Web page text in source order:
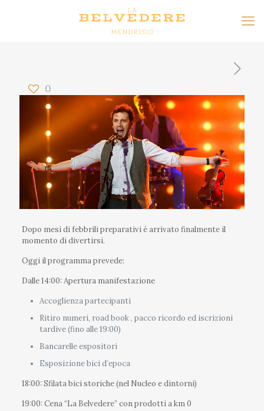
0
Dopo mesi di febbrili preparativi é arrivato finalmente il
momento di divertirsi.
Oggi il programma prevede:
Dalle 14:00: Apertura manifestazione
Accoglienza partecipanti
Ritiro numeri, road book , pacco ricordo ed iscrizioni
tardive (fino alle 19:00)
Bancarelle espositori
Esposizione bici d’epoca
18:00: Sfilata bici storiche (nel Nucleo e dintorni)
19:00: Cena “La Belvedere” con prodotti a km 0